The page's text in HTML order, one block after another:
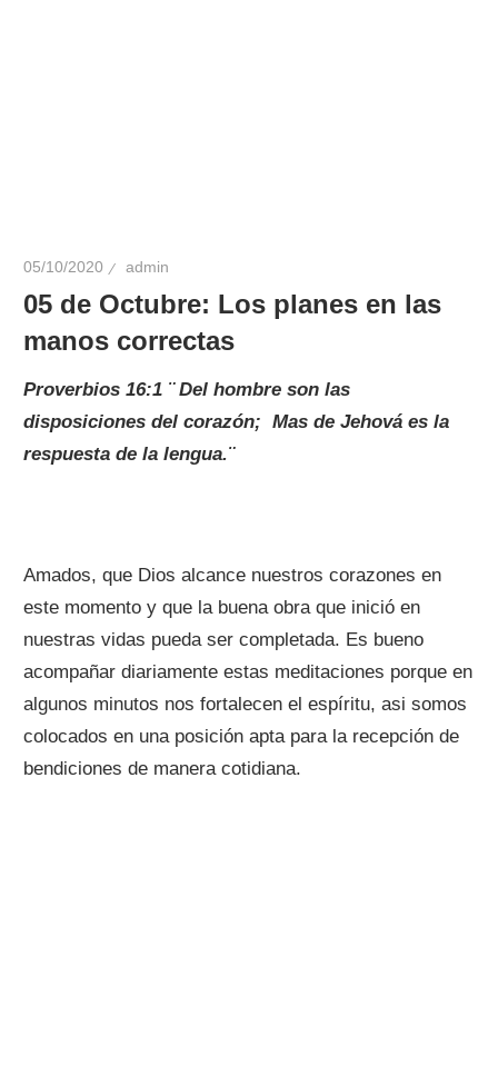
05/10/2020 admin
05 de Octubre: Los planes en las
manos correctas
Proverbios 16:1 ¨ Del hombre son las
disposiciones del corazón; Mas de Jehová es la
respuesta de la lengua.¨
Amados, que Dios alcance nuestros corazones en
este momento y que la buena obra que inició en
nuestras vidas pueda ser completada. Es bueno
acompañar diariamente estas meditaciones porque en
algunos minutos nos fortalecen el espíritu, asi somos
colocados en una posición apta para la recepción de
bendiciones de manera cotidiana.